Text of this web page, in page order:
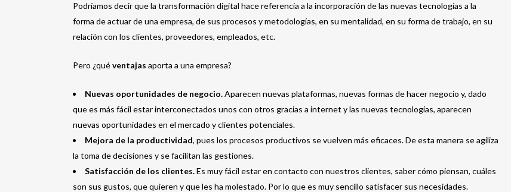
Podríamos decir que la transformación digital hace referencia a la incorporación de las nuevas tecnologías a la
forma de actuar de una empresa, de sus procesos y metodologías, en su mentalidad, en su forma de trabajo, en su
relación con los clientes, proveedores, empleados, etc.
Pero ¿quéventajas aporta a una empresa?
Nuevas oportunidades de negocio.Aparecen nuevas plataformas, nuevas formas de hacer negocio y, dado
que es más fácil estar interconectados unos con otros gracias a internet y las nuevas tecnologías, aparecen
nuevas oportunidades en el mercado y clientes potenciales.
Mejora de la productividad, pues los procesos productivos se vuelven más eficaces. De esta manera se agiliza
la toma de decisiones y se facilitan las gestiones.
Satisfacción de los clientes.Es muy fácil estar en contacto con nuestros clientes, saber cómo piensan, cuáles
son sus gustos, que quieren y que les ha molestado. Por lo que es muy sencillo satisfacer sus necesidades.